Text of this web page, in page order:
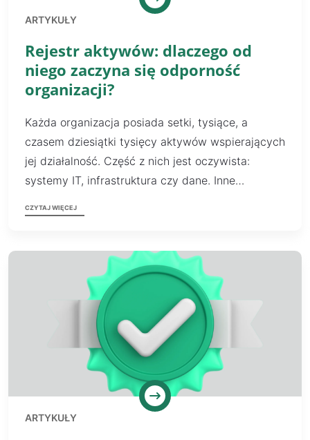
ARTYKUŁY
Rejestr aktywów: dlaczego od
niego zaczyna się odporność
organizacji?
Każda organizacja posiada setki, tysiące, a
czasem dziesiątki tysięcy aktywów wspierających
jej działalność. Część z nich jest oczywista:
systemy IT, infrastruktura czy dane. Inne…
CZYTAJ WIĘCEJ
ARTYKUŁY